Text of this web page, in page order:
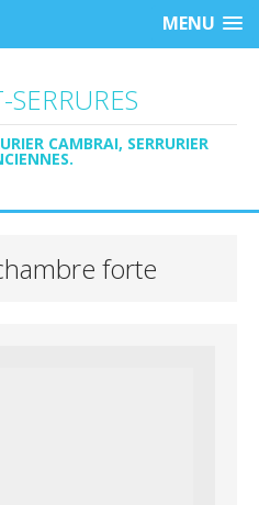
MENU
SERRURES
CAMBRAI, SERRURIER
forte